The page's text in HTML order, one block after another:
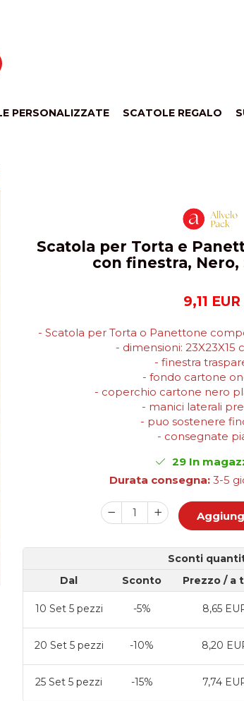
PERSONALIZZATE SCATOLE REGALO
Scatola per Torta e
con finestra, Nero,
9,11 EUR
- Scatola per Torta o Panettone
- dimensioni: 23X23X15
- finestra
- fondo cartone
- coperchio cartone nero
- manici laterali
- puo sostenere
- consegnate
29In
Durata consegna: 3-5
Sconti
Dal
Sconto Prezzo / a
10 Set 5 pezzi -5% 8,65
20 Set 5 pezzi -10% 8,20
25 Set 5 pezzi -15% 7,74